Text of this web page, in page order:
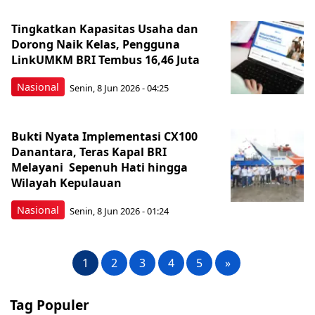
Nasional
Tingkatkan Kapasitas Usaha dan
Dorong Naik Kelas, Pengguna
LinkUMKM BRI Tembus 16,46 Juta
Senin, 8 Jun 2026 - 04:25
Nasional
Bukti Nyata Implementasi CX100
Danantara, Teras Kapal BRI
Melayani Sepenuh Hati hingga
Wilayah Kepulauan
Senin, 8 Jun 2026 - 01:24
1 2 3 4 5 »
Tag Populer